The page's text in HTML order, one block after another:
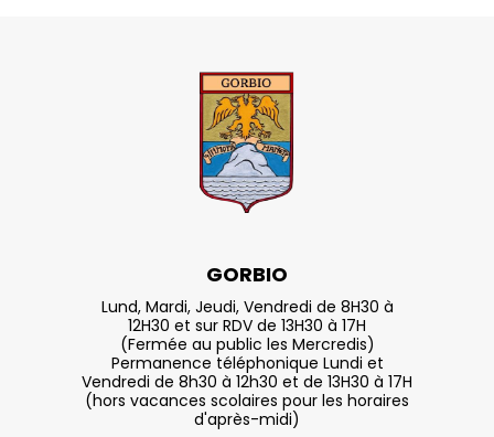
GORBIO
Lund, Mardi, Jeudi, Vendredi de 8H30 à
12H30 et sur RDV de 13H30 à 17H
(Fermée au public les Mercredis)
Permanence téléphonique Lundi et
Vendredi de 8h30 à 12h30 et de 13H30 à 17H
(hors vacances scolaires pour les horaires
d'après-midi)